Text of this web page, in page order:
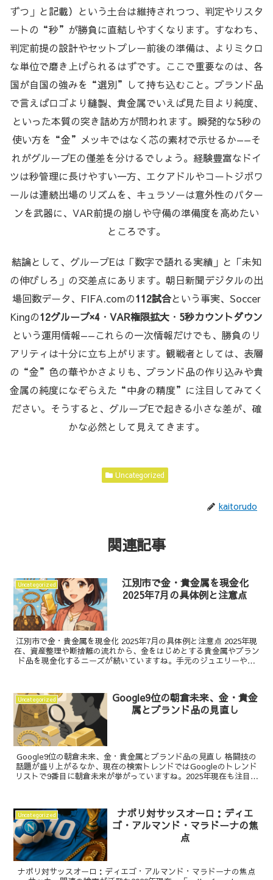
ずつ」と記載）という土台は維持されつつ、判定やリスタ
ートの“秒”が勝負に直結しやすくなります。すなわち、
判定前提の設計やセットプレー前後の準備は、よりミクロ
な単位で磨き上げられるはずです。ここで重要なのは、各
国が自国の強みを“選別”して持ち込むこと。ブランド品
で言えばロゴより縫製、貴金属でいえば見た目より純度、
といった本質の突き詰め方が問われます。瞬発的な5秒の
使い方を“金”メッキではなく芯の素材で示せるか——そ
れがグループEの僅差を分けるでしょう。経験豊富なドイ
ツは秒管理に長けやすい一方、エクアドルやコートジボワ
ールは連続出場のリズムを、キュラソーは意外性のパター
ンを武器に、VAR前提の崩しや守備の準備度を高めたい
ところです。
結論として、グループEは「数字で語れる実績」と「未知
の伸びしろ」の交差点にあります。朝日新聞デジタルの出
場回数データ、FIFA.comの112試合という事実、Soccer
Kingの12グループ×4 ・ VAR権限拡大 ・ 5秒カウントダウン
という運用情報——これらの一次情報だけでも、勝負のリ
アリティは十分に立ち上がります。観戦者としては、表層
の“金”色の華やかさよりも、ブランド品の作り込みや貴
金属の純度になぞらえた“中身の精度”に注目してみてく
ださい。そうすると、グループEで起きる小さな差が、確
かな必然として見えてきます。
Uncategorized
kaitorudo
関連記事
Uncategorized
江別市で金・貴金属を現金化
2025年7月の具体例と注意点
江別市で金・貴金属を現金化 2025年7月の具体例と注意点 2025年現
在、資産整理や断捨離の流れから、金をはじめとする貴金属やブラン
ド品を現金化するニーズが続いていますね。手元のジュエリーや時
Uncategorized
Google9位の朝倉未来、金・貴金
属とブランド品の見直し
Google9位の朝倉未来、金・貴金属とブランド品の見直し 格闘技の
話題が盛り上がるなか、現在の検索トレンドではGoogleのトレンド
リストで9番目に朝倉未来が挙がっていますね。2025年現在も注目度
Uncategorized
ナポリ対サッスオーロ：ディエ
ゴ・アルマンド・マラドーナの焦
点
ナポリ対サッスオーロ：ディエゴ・アルマンド・マラドーナの焦点